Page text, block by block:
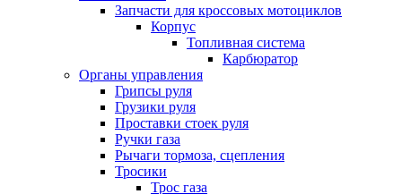
Запчасти для кроссовых мотоциклов
Корпус
Топливная система
Карбюратор
Органы управления
Грипсы руля
Грузики руля
Проставки стоек руля
Ручки газа
Рычаги тормоза, сцепления
Тросики
Трос газа